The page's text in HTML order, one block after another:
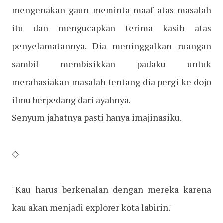
mengenakan gaun meminta maaf atas masalah
itu dan mengucapkan terima kasih atas
penyelamatannya. Dia meninggalkan ruangan
sambil membisikkan padaku untuk
merahasiakan masalah tentang dia pergi ke dojo
ilmu berpedang dari ayahnya.
Senyum jahatnya pasti hanya imajinasiku.
◇
"Kau harus berkenalan dengan mereka karena
kau akan menjadi explorer kota labirin."